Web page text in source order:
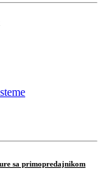
sa primopredajnikom